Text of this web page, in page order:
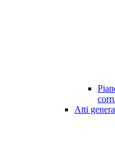
Atti